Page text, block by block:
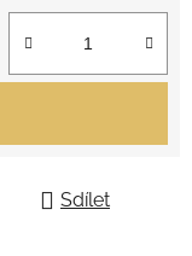
Sdílet